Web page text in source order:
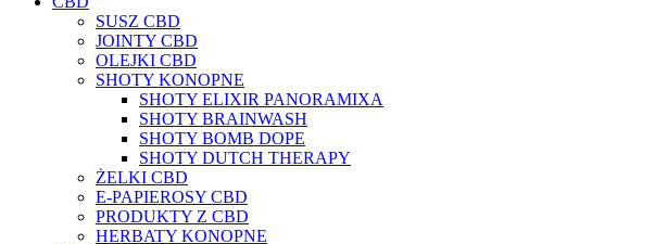
SUSZ CBD
JOINTY CBD
OLEJKI CBD
SHOTY KONOPNE
SHOTY ELIXIR PANORAMIXA
SHOTY BRAINWASH
SHOTY BOMB DOPE
SHOTY DUTCH THERAPY
ŻELKI CBD
E-PAPIEROSY CBD
PRODUKTY Z CBD
HERBATY KONOPNE